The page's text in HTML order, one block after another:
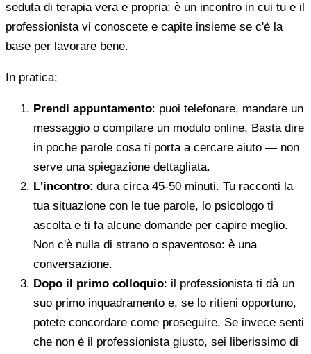
seduta di terapia vera e propria: è un incontro in cui tu e il
professionista vi conoscete e capite insieme se c'è la
base per lavorare bene.
In pratica:
Prendi appuntamento: puoi telefonare, mandare un
messaggio o compilare un modulo online. Basta dire
in poche parole cosa ti porta a cercare aiuto — non
serve una spiegazione dettagliata.
L'incontro: dura circa 45-50 minuti. Tu racconti la
tua situazione con le tue parole, lo psicologo ti
ascolta e ti fa alcune domande per capire meglio.
Non c'è nulla di strano o spaventoso: è una
conversazione.
Dopo il primo colloquio: il professionista ti dà un
suo primo inquadramento e, se lo ritieni opportuno,
potete concordare come proseguire. Se invece senti
che non è il professionista giusto, sei liberissimo di